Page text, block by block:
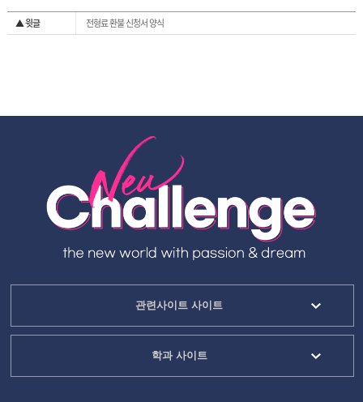
▲ 윗글 전형료 환불 신청서 양식
관련사이트 사이트
학과 사이트